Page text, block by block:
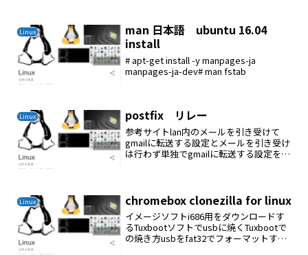
Linux
man 日本語 ubuntu 16.04
install
# apt-get install -y manpages-ja
manpages-ja-dev# man fstab
Linux postfix リレー
参考サイトlan内のメールを引き受けて
gmailに転送する設定とメールを引き受け
は行わず単独でgmailに転送する設定を行
Linux chromebox clonezilla for linux
イメージソフトi686用をダウンロードす
るTuxbootソフトでusbに焼くTuxbootで
の焼き方usbをfat32でフォーマットする